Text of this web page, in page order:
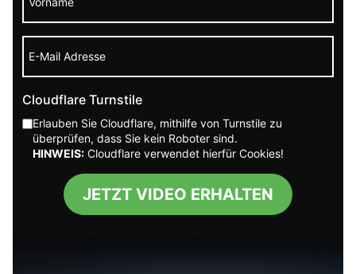
Regelmäßige Interaktionen, sei es digital oder
Routinen, die sowohl körperliche als auch geistige
Verbesserung der Lebensqualität.
Auseinandersetzung mit der eigenen
Emotionalität
Cloudflare Turnstile
Erlauben Sie Cloudflare, mithilfe von Turnstile zu
überprüfen, dass Sie kein Roboter sind.
HINWEIS: Cloudflare verwendet hierfür Cookies!
JETZT VIDEO ERHALTEN